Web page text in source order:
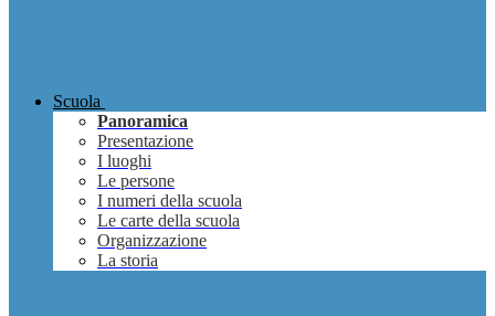
Scuola
Panoramica
Presentazione
I luoghi
Le persone
I numeri della scuola
Le carte della scuola
Organizzazione
La storia